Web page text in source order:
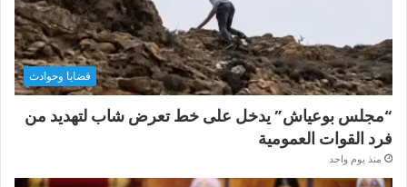
قضايا وحوادث
“مجلس بوعياش” يدخل على خط تعرض شاب لتهديد من
فرد القوات العمومية
منذ يوم واحد